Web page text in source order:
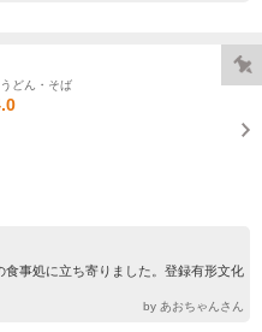
どん・そば
事処に立ち寄りました。登録有形文化
by あおちゃんさん